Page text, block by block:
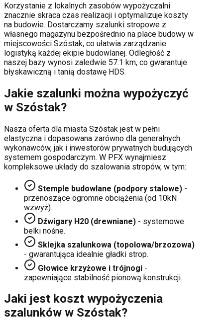
Korzystanie z lokalnych zasobów wypożyczalni
znacznie skraca czas realizacji i optymalizuje koszty
na budowie. Dostarczamy szalunki stropowe z
własnego magazynu bezpośrednio na place budowy w
miejscowości Szóstak, co ułatwia zarządzanie
logistyką każdej ekipie budowlanej. Odległość z
naszej bazy wynosi zaledwie 57.1 km, co gwarantuje
błyskawiczną i tanią dostawę HDS.
Jakie szalunki można wypożyczyć
w Szóstak?
Nasza oferta dla miasta Szóstak jest w pełni
elastyczna i dopasowana zarówno dla generalnych
wykonawców, jak i inwestorów prywatnych budujących
systemem gospodarczym. W PFX wynajmiesz
kompleksowe układy do szalowania stropów, w tym:
Stemple budowlane (podpory stalowe) -
przenoszące ogromne obciążenia (od 10kN
wzwyż).
Dźwigary H20 (drewniane) - systemowe
belki nośne.
Sklejka szalunkowa (topolowa/brzozowa)
- gwarantująca idealnie gładki strop.
Głowice krzyżowe i trójnogi -
zapewniające stabilność pionową konstrukcji.
Jaki jest koszt wypożyczenia
szalunków w Szóstak?